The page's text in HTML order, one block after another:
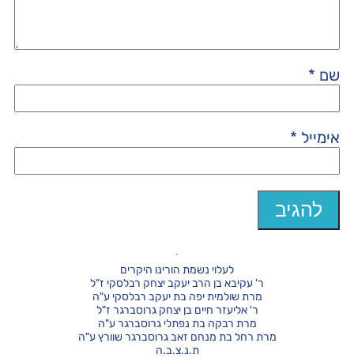
שם *
אימייל *
לעלוי נשמת הורינו היקרים
ר' עקיבא בן הרב יעקב יצחק רבלסקי ז"ל
מרת שולמית יפה בת יעקב רבלסקי ע"ה
ר' אליעזר חיים בן יצחק גרוסברגר ז"ל
מרת רבקה בת נפתלי גרוסברגר ע"ה
מרת רחל בת מנחם זאב גרוסברגר שוורץ ע"ה
ת.נ.צ.ב.ה